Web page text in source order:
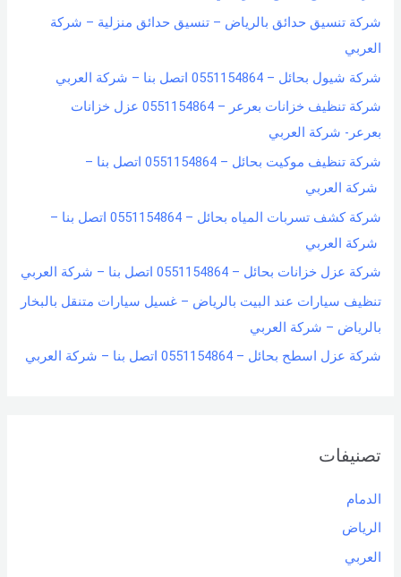
شركة تنسيق حدائق بالرياض – تنسيق حدائق منزلية – شركة
العربي
شركة شيول بحائل – 0551154864 اتصل بنا – شركة العربي
شركة تنظيف خزانات بعرعر – 0551154864 عزل خزانات
بعرعر- شركة العربي
شركة تنظيف موكيت بحائل – 0551154864 اتصل بنا –
شركة العربي
شركة كشف تسربات المياه بحائل – 0551154864 اتصل بنا –
شركة العربي
شركة عزل خزانات بحائل – 0551154864 اتصل بنا – شركة العربي
تنظيف سيارات عند البيت بالرياض – غسيل سيارات متنقل بالبخار
بالرياض – شركة العربي
شركة عزل اسطح بحائل – 0551154864 اتصل بنا – شركة العربي
تصنيفات
الدمام
الرياض
العربي